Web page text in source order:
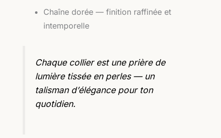
Chaîne dorée — finition raffinée et
intemporelle
Chaque collier est une prière de
lumière tissée en perles — un
talisman d’élégance pour ton
quotidien.